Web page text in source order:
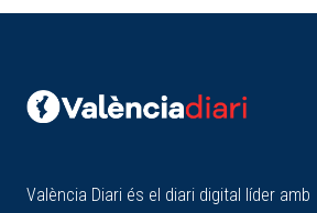
València Diari és el diari digital líder amb